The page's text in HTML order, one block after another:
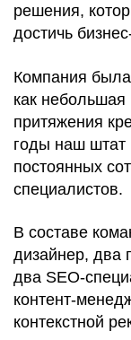
решения,
достичь
Компания была
как небольшая
притяжения
годы наш штат
постоянных
специалистов.
В составе
дизайнер, два
два SEO-
контент-
контекстной